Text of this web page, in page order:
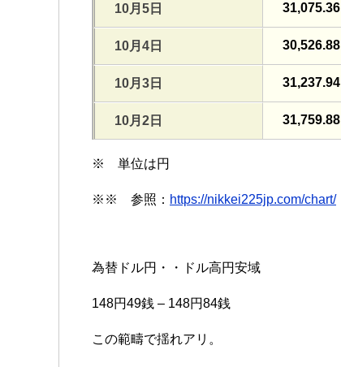
10月5日 31,075.36
10月4日 30,526.88
10月3日 31,237.94
10月2日 31,759.88
※ 単位は円
※※ 参照： https://nikkei225jp.com/chart/
為替ドル円・・ドル高円安域
148円49銭 – 148円84銭
この範疇で揺れアリ。